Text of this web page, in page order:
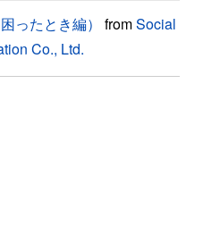
ったとき編） fromSocial
Co., Ltd.